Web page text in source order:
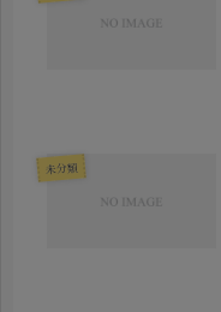
未分類